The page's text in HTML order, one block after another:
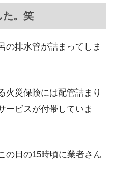
。笑
の排水管が詰まってしま
火災保険には配管詰まり
ービスが付帯していま
の日の15時頃に業者さん